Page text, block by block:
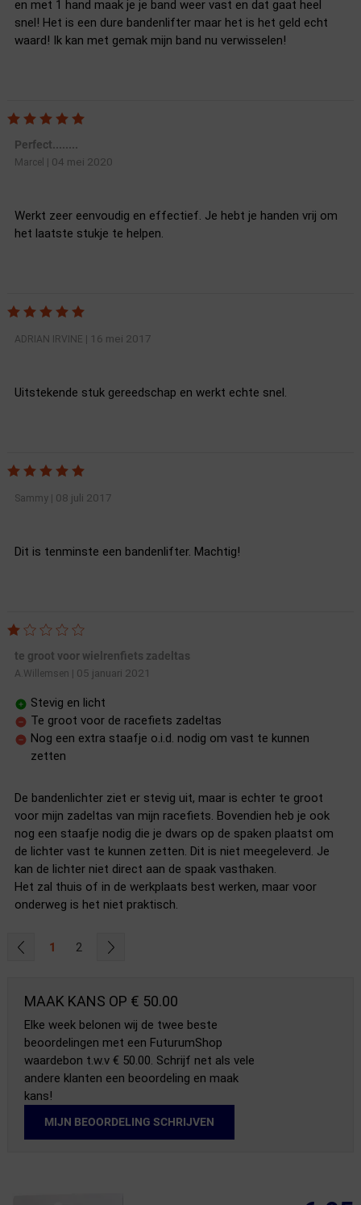
en met 1 hand maak je je band weer vast en dat gaat heel
snel! Het is een dure bandenlifter maar het is het geld echt
waard! Ik kan met gemak mijn band nu verwisselen!
Perfect........
Marcel 04 mei 2020
Werkt zeer eenvoudig en effectief. Je hebt je handen vrij om
het laatste stukje te helpen.
ADRIAN IRVINE 16 mei 2017
Uitstekende stuk gereedschap en werkt echte snel.
Sammy| 08 juli 2017
Dit is tenminste een bandenlifter. Machtig!
te groot voor wielrenfiets zadeltas
A.Willemsen 05 januari 2021
Stevig en licht
Te groot voor de racefiets zadeltas
Nog een extra staafje o.i.d. nodig om vast te kunnen
zetten
De bandenlichter ziet er stevig uit, maar is echter te groot
voor mijn zadeltas van mijn racefiets. Bovendien heb je ook
nog een staafje nodig die je dwars op de spaken plaatst om
de lichter vast te kunnen zetten. Dit is niet meegeleverd. Je
kan de lichter niet direct aan de spaak vasthaken.
Het zal thuis of in de werkplaats best werken, maar voor
onderweg is het niet praktisch.
1 2
MAAK KANS OP € 50.00
Elke week belonen wij de twee beste
beoordelingen met een FuturumShop
waardebon t.w.v € 50.00. Schrijf net als vele
andere klanten een beoordeling en maak
kans!
MIJN BEOORDELING SCHRIJVEN